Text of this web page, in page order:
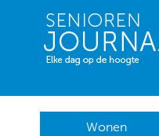
Wonen